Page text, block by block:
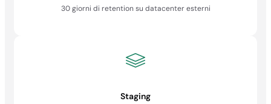
30 giorni di retention su datacenter esterni
Staging